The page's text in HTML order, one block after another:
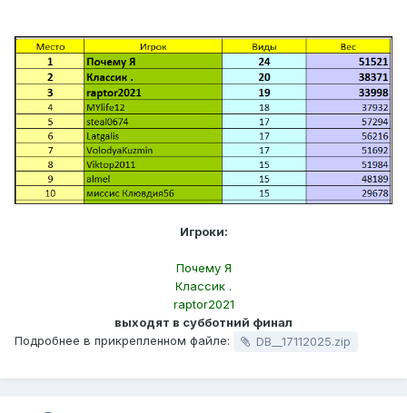
Игроки:
Почему Я
Классик .
raptor2021
выходят в субботний финал
Подробнее в прикрепленном файле:
DB__17112025.zip